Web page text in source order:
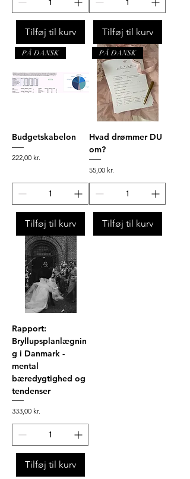
Tilføj til kurv Tilføj til kurv
PÅ DANSK
Budgetskabelon
Pris
222,00 kr.
Tilføj til kurv
PÅ DANSK
Hvad drømmer DU
om?
Pris
55,00 kr.
Tilføj til kurv
Rapport:
Bryllupsplanlægnin
g i Danmark -
mental
bæredygtighed og
tendenser
Pris
333,00 kr.
Tilføj til kurv